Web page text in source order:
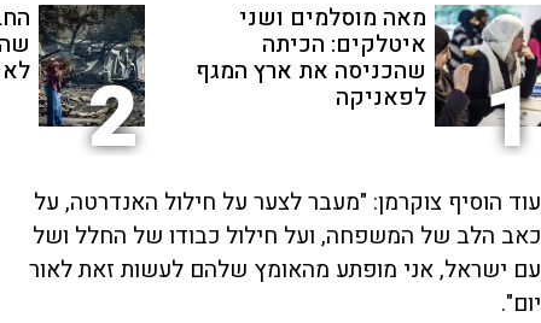
1
מאה מוסלמים ושני
איטלקים: הכיתה
שהכניסה את ארץ המגף
לפאניקה 2
עוד הוסיף צוקרמן: "מעבר לצער על חילול האנדרטה, על
כאב הלב של המשפחה, ועל חילול כבודו של החלל ושל
עם ישראל, אני מופתע מהאומץ שלהם לעשות זאת לאור
יום".